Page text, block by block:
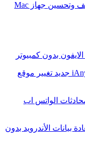
تنظيف وتحسين جهاز Mac
بدون كمبيوتر
جديد تغيير موقع
الواتس اب
بيانات الأندرويد بدون